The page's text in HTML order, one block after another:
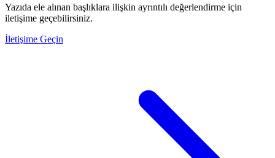
Yazıda ele alınan başlıklara ilişkin ayrıntılı değerlendirme için
iletişime geçebilirsiniz.
İletişime Geçin